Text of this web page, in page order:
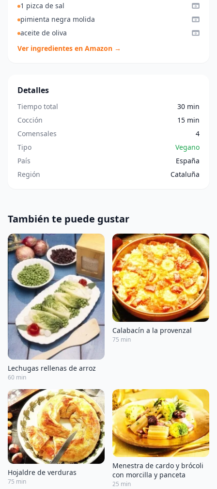
1 pizca de sal
pimienta negra molida
aceite de oliva
Ver ingredientes en Amazon →
Detalles
Tiempo total
30 min
Cocción
15 min
Comensales
4
Tipo
Vegano
País
España
Región
Cataluña
También te puede gustar
Lechugas rellenas de arroz
60 min
Calabacín a la provenzal
75 min
Hojaldre de verduras
75 min
Menestra de cardo y brócoli
con morcilla y panceta
25 min